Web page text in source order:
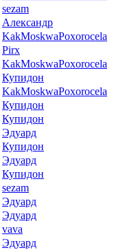
sezam
Александр
KakMoskwaPoxorocela
Pirx
KakMoskwaPoxorocela
Купидон
KakMoskwaPoxorocela
Купидон
Купидон
Эдуард
Купидон
Эдуард
Купидон
sezam
Эдуард
Эдуард
vava
Эдуард